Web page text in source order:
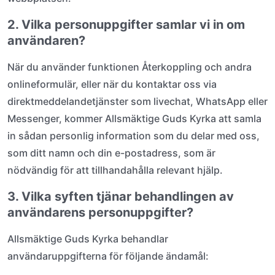
2. Vilka personuppgifter samlar vi in om
användaren?
När du använder funktionen Återkoppling och andra
onlineformulär, eller när du kontaktar oss via
direktmeddelandetjänster som livechat, WhatsApp eller
Messenger, kommer Allsmäktige Guds Kyrka att samla
in sådan personlig information som du delar med oss,
som ditt namn och din e-postadress, som är
nödvändig för att tillhandahålla relevant hjälp.
3. Vilka syften tjänar behandlingen av
användarens personuppgifter?
Allsmäktige Guds Kyrka behandlar
användaruppgifterna för följande ändamål: